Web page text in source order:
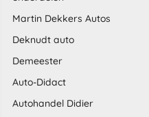
Martin Dekkers Autos
Deknudt auto
Demeester
Auto-Didact
Autohandel Didier